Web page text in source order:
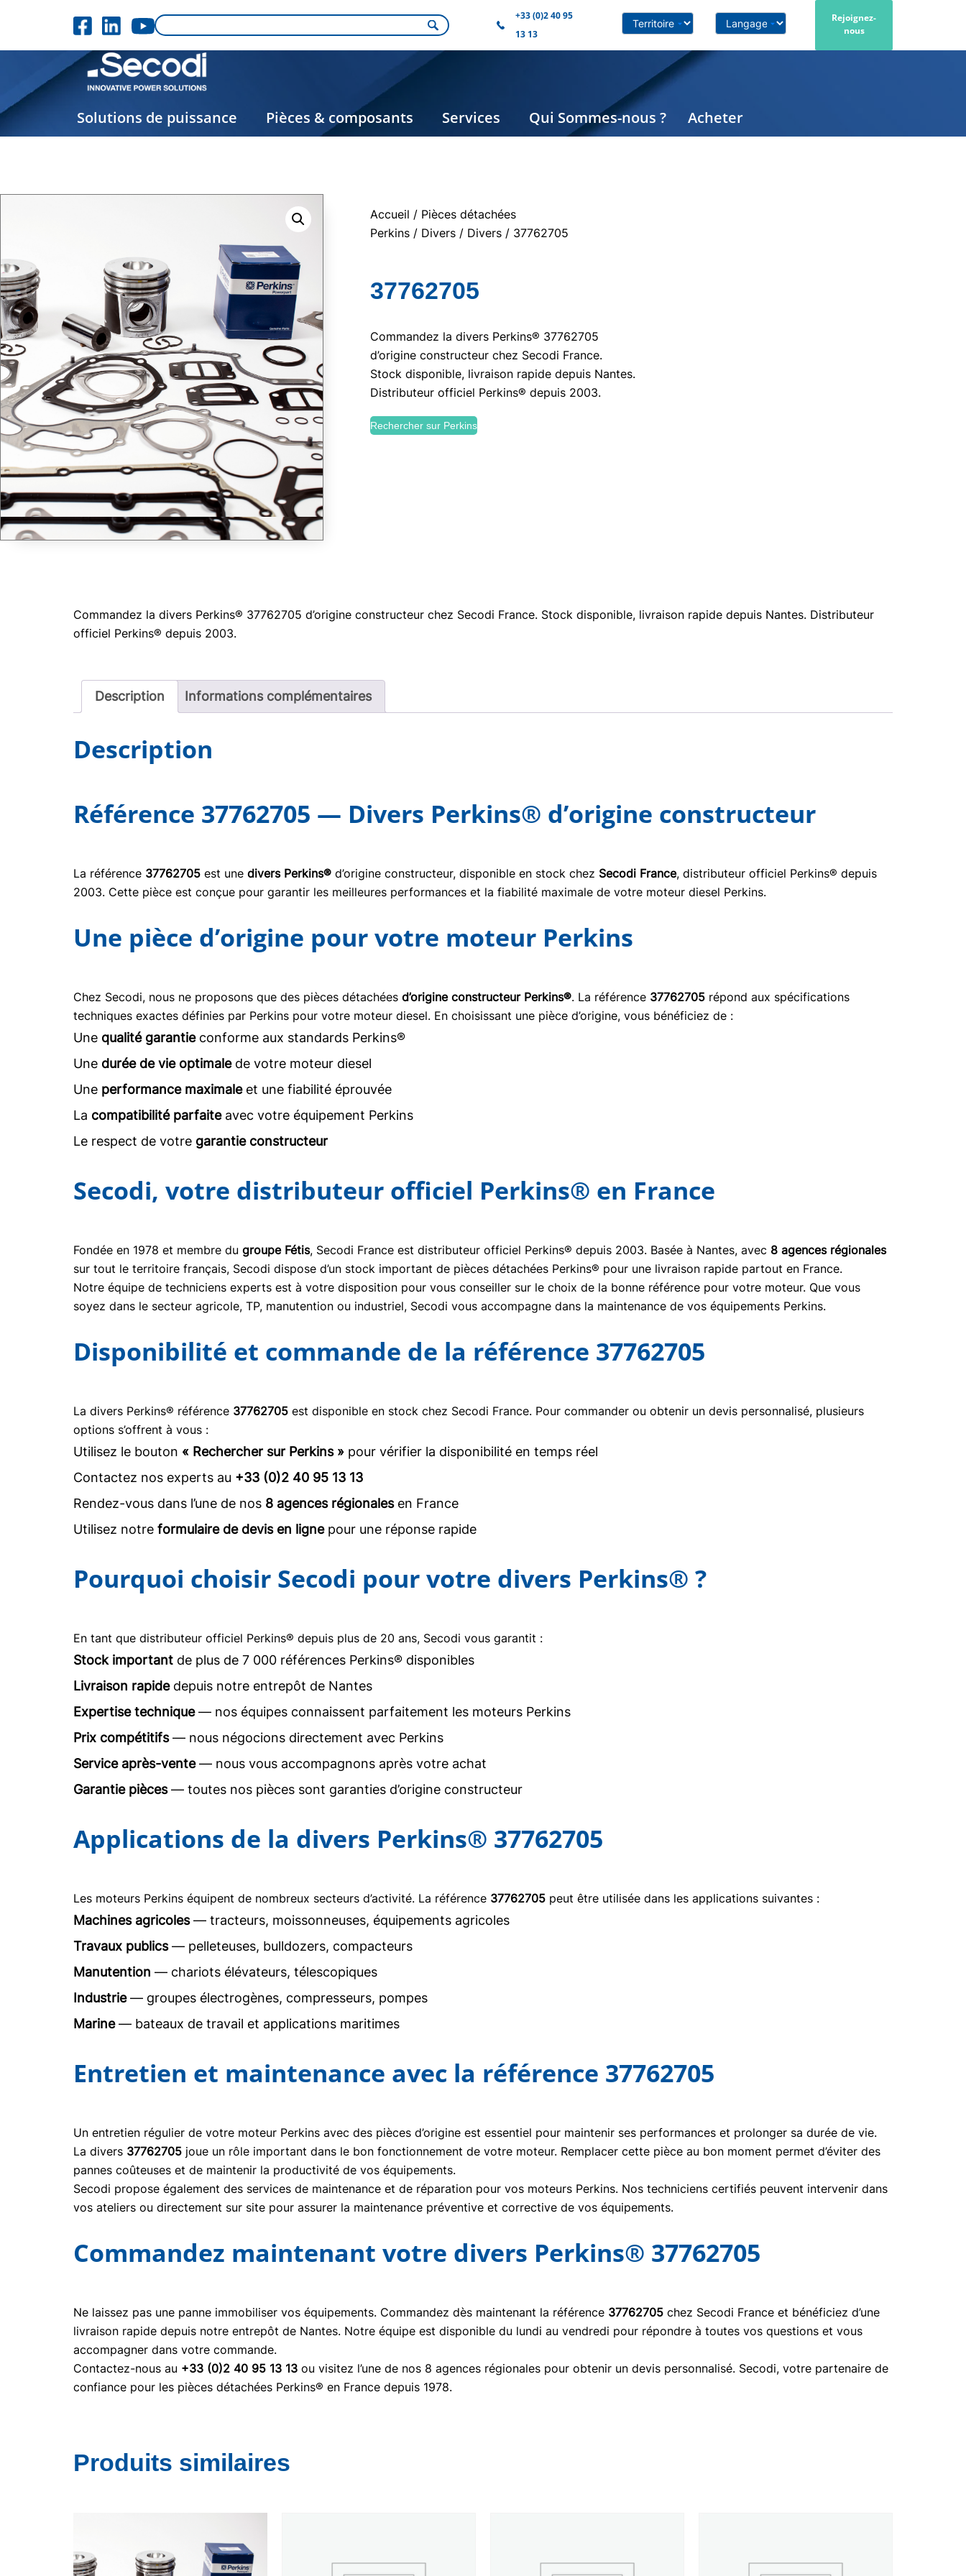
+33 (0)2 40 95
13 13
Rejoignez-
nous
Solutions de puissance Pièces & composants Services Qui Sommes-nous ? Acheter
Accueil / Pièces détachées
Perkins / Divers / Divers / 37762705
37762705
Commandez la divers Perkins® 37762705
d’origine constructeur chez Secodi France.
Stock disponible, livraison rapide depuis Nantes.
Distributeur officiel Perkins® depuis 2003.
Rechercher sur Perkins
Commandez la divers Perkins® 37762705 d’origine constructeur chez Secodi France. Stock disponible, livraison rapide depuis Nantes. Distributeur
officiel Perkins® depuis 2003.
Description Informations complémentaires
Description
Référence 37762705 — Divers Perkins® d’origine constructeur
La référence 37762705 est une divers Perkins® d’origine constructeur, disponible en stock chez Secodi France, distributeur officiel Perkins® depuis
2003. Cette pièce est conçue pour garantir les meilleures performances et la fiabilité maximale de votre moteur diesel Perkins.
Une pièce d’origine pour votre moteur Perkins
Chez Secodi, nous ne proposons que des pièces détachées d’origine constructeur Perkins®. La référence 37762705 répond aux spécifications
techniques exactes définies par Perkins pour votre moteur diesel. En choisissant une pièce d’origine, vous bénéficiez de :
Une qualité garantieconforme aux standards Perkins®
Une durée de vie optimalede votre moteur diesel
Une performance maximaleet une fiabilité éprouvée
La compatibilité parfaiteavec votre équipement Perkins
Le respect de votre garantie constructeur
Secodi, votre distributeur officiel Perkins® en France
Fondée en 1978 et membre du groupe Fétis, Secodi France est distributeur officiel Perkins® depuis 2003. Basée à Nantes, avec 8 agences régionales
sur tout le territoire français, Secodi dispose d’un stock important de pièces détachées Perkins® pour une livraison rapide partout en France.
Notre équipe de techniciens experts est à votre disposition pour vous conseiller sur le choix de la bonne référence pour votre moteur. Que vous
soyez dans le secteur agricole, TP, manutention ou industriel, Secodi vous accompagne dans la maintenance de vos équipements Perkins.
Disponibilité et commande de la référence 37762705
La divers Perkins® référence 37762705 est disponible en stock chez Secodi France. Pour commander ou obtenir un devis personnalisé, plusieurs
options s’offrent à vous :
Utilisez le bouton « Rechercher sur Perkins » pour vérifier la disponibilité en temps réel
Contactez nos experts au +33 (0)2 40 95 13 13
Rendez-vous dans l’une de nos 8 agences régionalesen France
Utilisez notre formulaire de devis en lignepour une réponse rapide
Pourquoi choisir Secodi pour votre divers Perkins® ?
En tant que distributeur officiel Perkins® depuis plus de 20 ans, Secodi vous garantit :
Stock important de plus de 7 000 références Perkins® disponibles
Livraison rapidedepuis notre entrepôt de Nantes
Expertise technique— nos équipes connaissent parfaitement les moteurs Perkins
Prix compétitifs— nous négocions directement avec Perkins
Service après-vente— nous vous accompagnons après votre achat
Garantie pièces— toutes nos pièces sont garanties d’origine constructeur
Applications de la divers Perkins® 37762705
Les moteurs Perkins équipent de nombreux secteurs d’activité. La référence 37762705 peut être utilisée dans les applications suivantes :
Machines agricoles— tracteurs, moissonneuses, équipements agricoles
Travaux publics— pelleteuses, bulldozers, compacteurs
Manutention — chariots élévateurs, télescopiques
Industrie— groupes électrogènes, compresseurs, pompes
Marine— bateaux de travail et applications maritimes
Entretien et maintenance avec la référence 37762705
Un entretien régulier de votre moteur Perkins avec des pièces d’origine est essentiel pour maintenir ses performances et prolonger sa durée de vie.
La divers 37762705 joue un rôle important dans le bon fonctionnement de votre moteur. Remplacer cette pièce au bon moment permet d’éviter des
pannes coûteuses et de maintenir la productivité de vos équipements.
Secodi propose également des services de maintenance et de réparation pour vos moteurs Perkins. Nos techniciens certifiés peuvent intervenir dans
vos ateliers ou directement sur site pour assurer la maintenance préventive et corrective de vos équipements.
Commandez maintenant votre divers Perkins® 37762705
Ne laissez pas une panne immobiliser vos équipements. Commandez dès maintenant la référence 37762705 chez Secodi France et bénéficiez d’une
livraison rapide depuis notre entrepôt de Nantes. Notre équipe est disponible du lundi au vendredi pour répondre à toutes vos questions et vous
accompagner dans votre commande.
Contactez-nous au +33 (0)2 40 95 13 13 ou visitez l’une de nos 8 agences régionales pour obtenir un devis personnalisé. Secodi, votre partenaire de
confiance pour les pièces détachées Perkins® en France depuis 1978.
Produits similaires